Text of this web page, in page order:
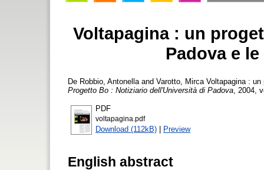
Voltapagina : un
Padova e
De Robbio, Antonella and Varotto, Mirca Voltapagina : un
Progetto Bo : Notiziario dell'Università di Padova , 2004,
PDF
voltapagina.pdf
Download (112kB) | Preview
English abstract